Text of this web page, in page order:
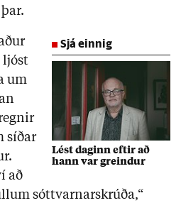
Sjá einnig
Lést daginn eftir að
hann var greindur
ljóst
um
síðar
að
sóttvarnarskrúða,“